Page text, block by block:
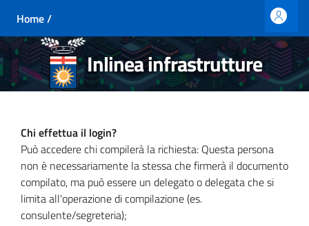
Vai al contenuto principale
Home/
Inlinea infrastrutture
Chi effettua il login?
Può accedere chi compilerà la richiesta: Questa persona
non è necessariamente la stessa che firmerà il documento
compilato, ma può essere un delegato o delegata che si
limita all'operazione di compilazione (es.
consulente/segreteria);